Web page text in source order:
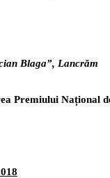
Blaga”, Lancrăm
Premiului Național